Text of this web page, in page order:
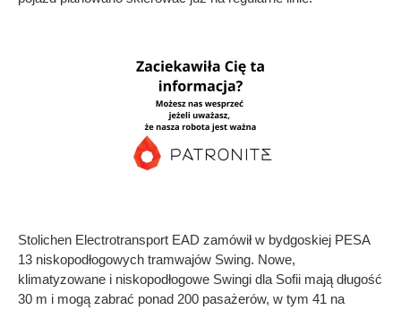
Stolichen Electrotransport EAD zamówił w bydgoskiej PESA
13 niskopodłogowych tramwajów Swing. Nowe,
klimatyzowane i niskopodłogowe Swingi dla Sofii mają długość
30 m i mogą zabrać ponad 200 pasażerów, w tym 41 na